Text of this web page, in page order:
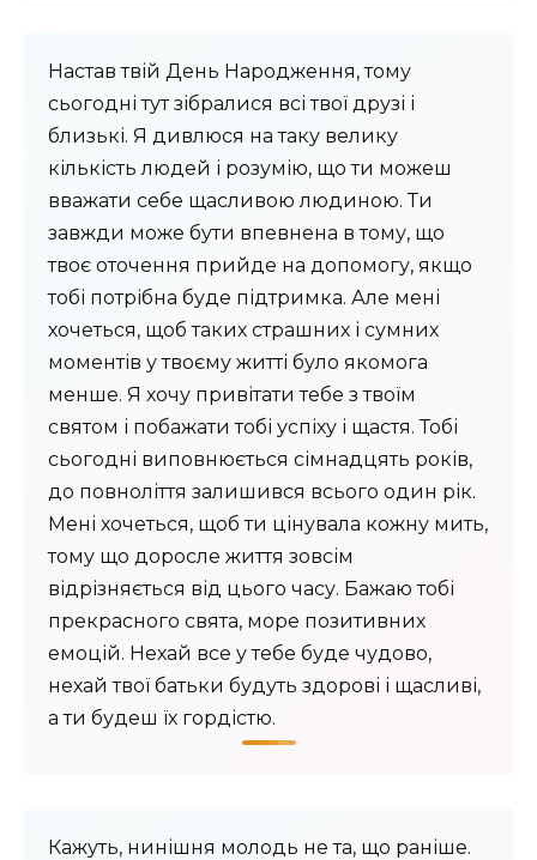
Настав твій День Народження, тому
сьогодні тут зібралися всі твої друзі і
близькі. Я дивлюся на таку велику
кількість людей і розумію, що ти можеш
вважати себе щасливою людиною. Ти
завжди може бути впевнена в тому, що
твоє оточення прийде на допомогу, якщо
тобі потрібна буде підтримка. Але мені
хочеться, щоб таких страшних і сумних
моментів у твоєму житті було якомога
менше. Я хочу привітати тебе з твоїм
святом і побажати тобі успіху і щастя. Тобі
сьогодні виповнюється сімнадцять років,
до повноліття залишився всього один рік.
Мені хочеться, щоб ти цінувала кожну мить,
тому що доросле життя зовсім
відрізняється від цього часу. Бажаю тобі
прекрасного свята, море позитивних
емоцій. Нехай все у тебе буде чудово,
нехай твої батьки будуть здорові і щасливі,
а ти будеш їх гордістю.
Кажуть, нинішня молодь не та, що раніше.